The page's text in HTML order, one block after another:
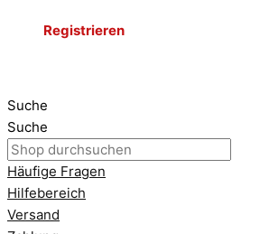
Registrieren
Suche
Suche
Häufige Fragen
Hilfebereich
Versand